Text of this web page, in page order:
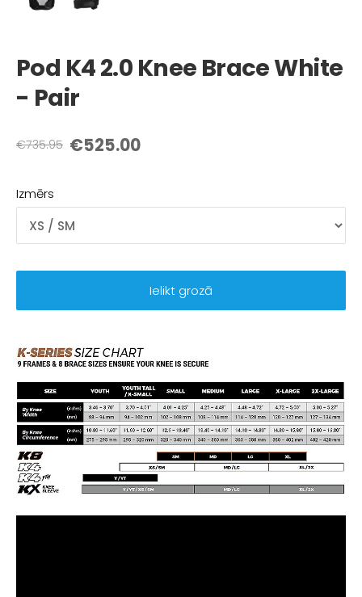
Pod K4 2.0 Knee Brace White
- Pair
€735.95 €525.00
Izmērs
Ielikt grozā